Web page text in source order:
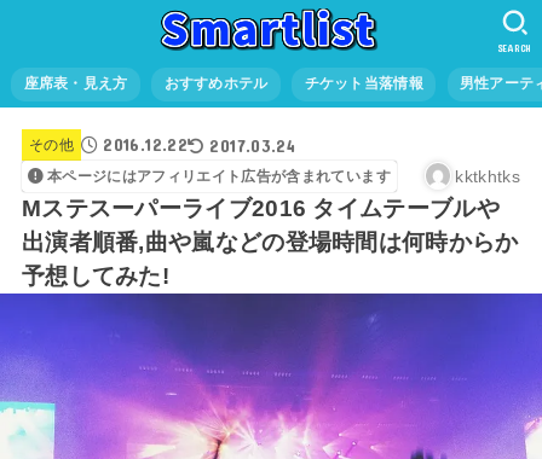
座席表・見え方 おすすめホテル チケット当落情報 男性アーテ
SEARCH
その他 2016.12.22 2017.03.24
本ページにはアフィリエイト広告が含まれています kktkhtks
Mステスーパーライブ2016 タイムテーブルや
出演者順番,曲や嵐などの登場時間は何時からか
予想してみた!